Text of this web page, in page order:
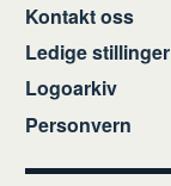
Kontakt oss
Ledige stillinger
Logoarkiv
Personvern